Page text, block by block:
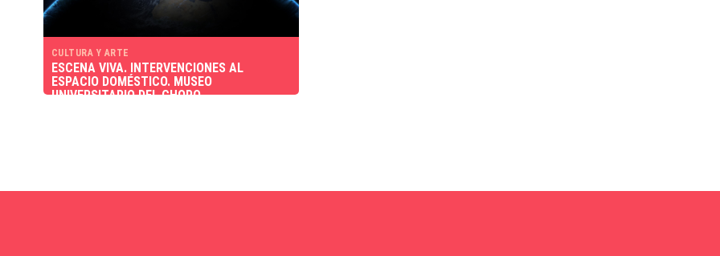
CULTURA Y ARTE
ESCENA VIVA. INTERVENCIONES AL
ESPACIO DOMÉSTICO. MUSEO
UNIVERSITARIO DEL CHOPO